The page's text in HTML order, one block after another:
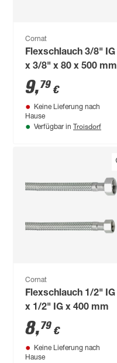
Cornat
Flexschlauch 3/8" IG
x 3/8" x 80 x 500 mm
9,79 €
Keine Lieferung nach
Hause
Verfügbar in Troisdorf
Cornat
Flexschlauch 1/2" IG
x 1/2" IG x 400 mm
8,79 €
Keine Lieferung nach
Hause